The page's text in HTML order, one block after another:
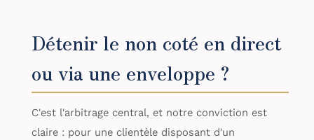
Détenir le non coté en direct
ou via une enveloppe ?
C'est l'arbitrage central, et notre conviction est
claire : pour une clientèle disposant d'un